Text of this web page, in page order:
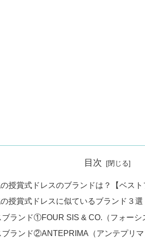
目次
授賞式ドレスのブランドは？【ベスト
授賞式ドレスに似ているブランド３選
ブランド①FOUR SIS & CO.（フォーシ
ブランド②ANTEPRIMA（アンテプリマ